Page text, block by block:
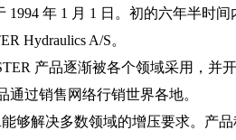
1994 年 1 月 1 日。初的六年半时
Hydraulics A/S。
产品逐渐被各个领域采用，并
通过销售网络行销世界各地。
够解决多数领域的增压要求。产